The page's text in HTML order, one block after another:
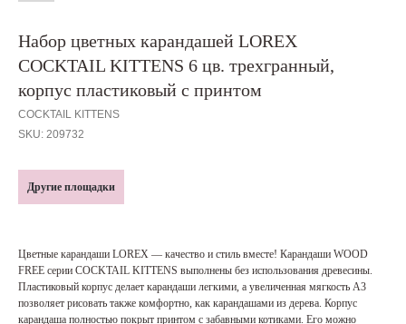
Набор цветных карандашей LOREX
COCKTAIL KITTENS 6 цв. трехгранный,
корпус пластиковый c принтом
COCKTAIL KITTENS
SKU: 209732
Другие площадки
Цветные карандаши LOREX — качество и стиль вместе! Карандаши WOOD
FREE серии COCKTAIL KITTENS выполнены без использования древесины.
Пластиковый корпус делает карандаши легкими, а увеличенная мягкость А3
позволяет рисовать также комфортно, как карандашами из дерева. Корпус
карандаша полностью покрыт принтом с забавными котиками. Его можно